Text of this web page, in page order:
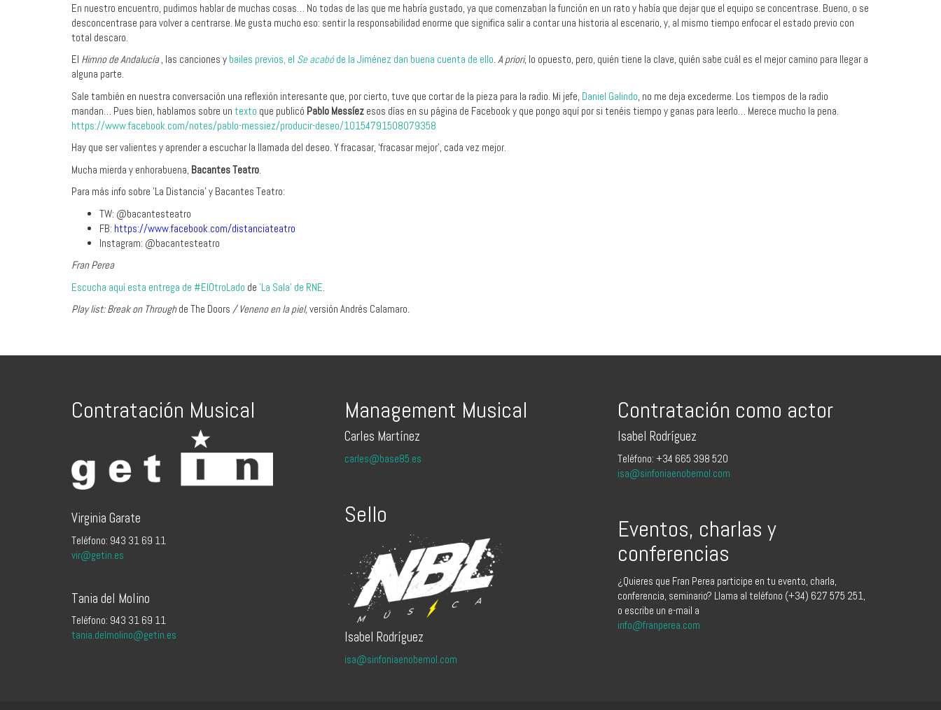
En nuestro encuentro, pudimos hablar de muchas cosas… No todas de las que me habría gustado, ya que comenzaban la función en un rato y había que dejar que el equipo se concentrase. Bueno, o se
desconcentrase para volver a centrarse. Me gusta mucho eso: sentir la responsabilidad enorme que significa salir a contar una historia al escenario, y, al mismo tiempo enfocar el estado previo con
total descaro.
El Himno de Andalucía, las canciones y bailes previos, el Se acabóde la Jiménez dan buena cuenta de ello. A priori, lo opuesto, pero, quién tiene la clave, quién sabe cuál es el mejor camino para llegar a
alguna parte.
Sale también en nuestra conversación una reflexión interesante que, por cierto, tuve que cortar de la pieza para la radio. Mi jefe, Daniel Galindo, no me deja excederme. Los tiempos de la radio
mandan… Pues bien, hablamos sobre un texto que publicó Pablo Messíez esos días en su página de Facebook y que pongo aquí por si tenéis tiempo y ganas para leerlo… Merece mucho la pena.
https://www.facebook.com/notes/pablo-messiez/producir-deseo/10154791508079358
Hay que ser valientes y aprender a escuchar la llamada del deseo. Y fracasar, ‘fracasar mejor’, cada vez mejor.
Mucha mierda y enhorabuena, Bacantes Teatro.
Para más info sobre 'La Distancia' y Bacantes Teatro:
TW: @bacantesteatro
FB: https://www.facebook.com/distanciateatro
Instagram: @bacantesteatro
Fran Perea
Escucha aquí esta entrega de #ElOtroLado de 'La Sala' de RNE.
Play list: Break on Throughde The Doors / Veneno en la piel,versión Andrés Calamaro.
Contratación Musical
Virginia Garate
Teléfono: 943 31 69 11
vir@getin.es
Tania del Molino
Teléfono: 943 31 69 11
tania.delmolino@getin.es
Management Musical
Carles Martínez
carles@base85.es
Sello
Isabel Rodríguez
isa@sinfoniaenobemol.com
Contratación como actor
Isabel Rodríguez
Teléfono: +34 665 398 520
isa@sinfoniaenobemol.com
Eventos, charlas y
conferencias
¿Quieres que Fran Perea participe en tu evento, charla,
conferencia, seminario? Llama al teléfono (+34) 627 575 251,
o escribe un e-mail a
info@franperea.com